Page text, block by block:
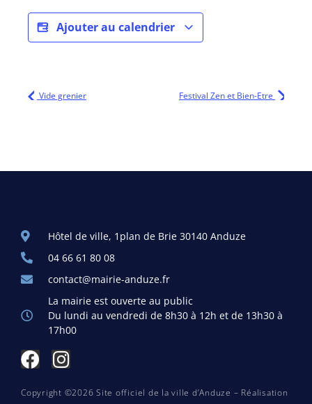
Ajouter au calendrier
Vide grenier Festival Zen et Bien-Etre
Hôtel de ville, 1plan de Brie 30140 Anduze
04 66 61 80 08
contact@mairie-anduze.fr
La mairie est ouverte au public
Du lundi au vendredi de 8h30 à 12h et de 13h30 à
17h00
Copyright ©2026 Site officiel de la ville d’Anduze – Réalisation